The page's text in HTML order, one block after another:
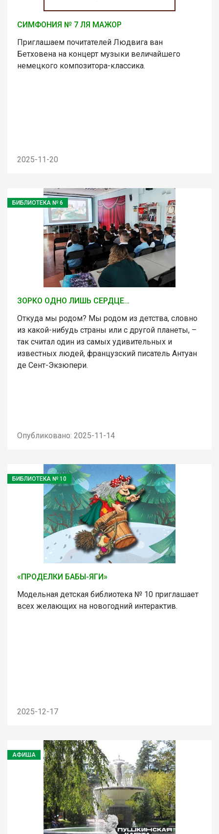
СИМФОНИЯ № 7 ЛЯ МАЖОР
Приглашаем почитателей Людвига ван
Бетховена на концерт музыки величайшего
немецкого композитора-классика.
2025-11-20
БИБЛИОТЕКА № 6
ЗОРКО ОДНО ЛИШЬ СЕРДЦЕ…
Откуда мы родом? Мы родом из детства, словно
из какой-нибудь страны или с другой планеты, –
так считал один из самых удивительных и
известных людей, французский писатель Антуан
де Сент-Экзюпери.
Опубликовано: 2025-11-14
БИБЛИОТЕКА № 10
«ПРОДЕЛКИ БАБЫ-ЯГИ»
Модельная детская библиотека № 10 приглашает
всех желающих на новогодний интерактив.
2025-12-17
АФИША